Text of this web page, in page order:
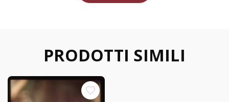
PRODOTTI SIMILI